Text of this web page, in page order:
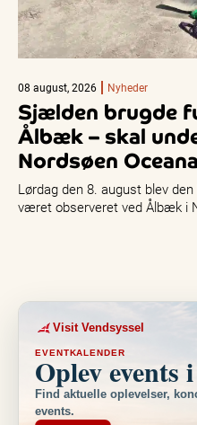
08 august, 2026 Nyheder
Sjælden brugde
Ålbæk – skal
Nordsøen
Lørdag den 8. august blev
været observeret ved Ålbæk i
Visit Vendsyssel
EVENTKALENDER
Oplev events
Find aktuelle oplevelser,
events.